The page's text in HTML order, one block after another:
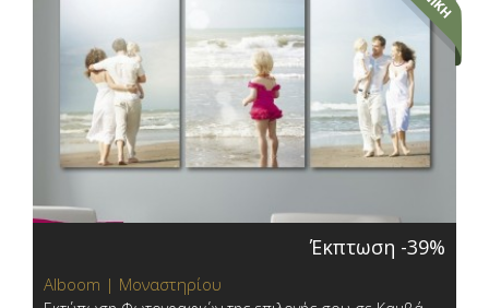
Έκπτωση -39%
Alboom | Μοναστηρίου